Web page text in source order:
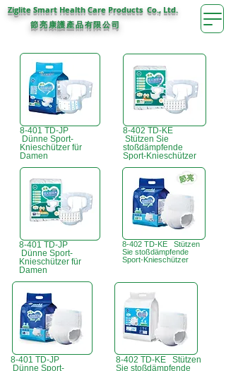
Ziglite Smart Health Care Products Co., Ltd.
節亮康護產品有限公司
8-401 TD-JP
Dünne Sport-
Knieschützer für
Damen
8-402 TD-KE
Stützen Sie
stoßdämpfende
Sport-Knieschützer
8-401 TD-JP
Dünne Sport-
Knieschützer für
Damen
8-402 TD-KE Stützen
Sie stoßdämpfende
Sport-Knieschützer
8-401 TD-JP
Dünne Sport-
8-402 TD-KE Stützen
Sie stoßdämpfende